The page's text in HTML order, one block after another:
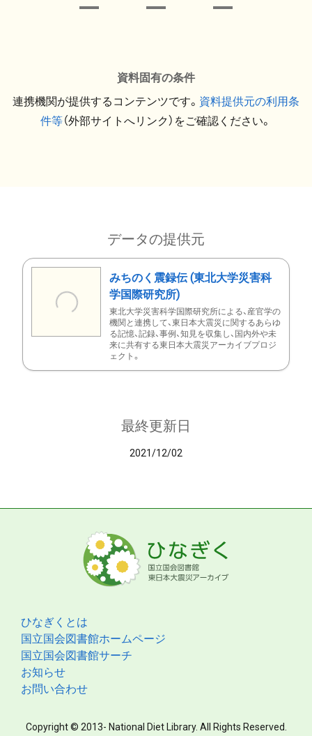
資料固有の条件
連携機関が提供するコンテンツです。 資料提供元の利用条
件等（外部サイトへリンク）をご確認ください。
データの提供元
みちのく震録伝 (東北大学災害科
学国際研究所)
東北大学災害科学国際研究所による、産官学の
機関と連携して、東日本大震災に関するあらゆ
る記憶、記録、事例、知見を収集し、国内外や未
来に共有する東日本大震災アーカイブプロジ
ェクト。
最終更新日
2021/12/02
ひなぎくとは
国立国会図書館ホームページ
国立国会図書館サーチ
お知らせ
お問い合わせ
Copyright © 2013- National Diet Library. All Rights Reserved.